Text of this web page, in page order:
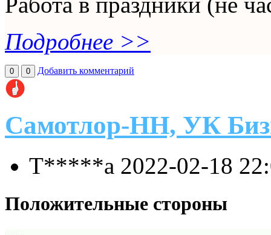
Подробнее >>
0 0 Добавить комментарий
Самотлор-НН, УК
Т*****а 2022-02-18
Положительные стороны